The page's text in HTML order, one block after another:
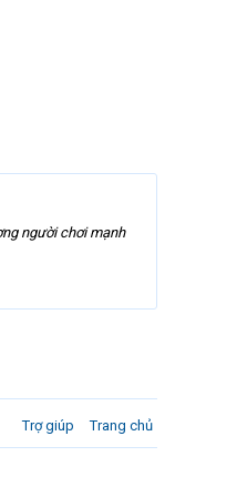
người chơi mạnh
Trợ giúp Trang chủ